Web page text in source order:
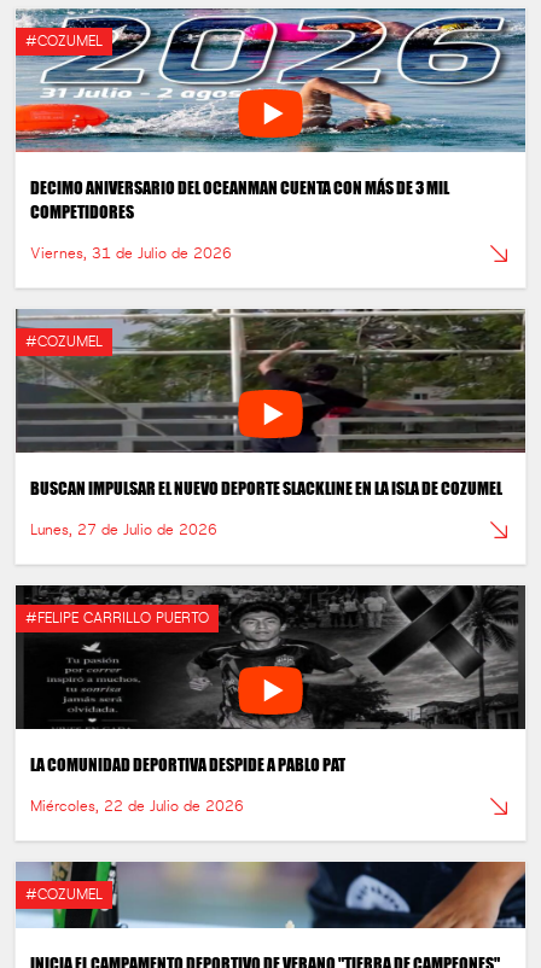
#COZUMEL
DECIMO ANIVERSARIO DEL OCEANMAN CUENTA CON MÁS DE 3 MIL
COMPETIDORES
Viernes, 31 de Julio de 2026
#COZUMEL
BUSCAN IMPULSAR EL NUEVO DEPORTE SLACKLINE EN LA ISLA DE COZUMEL
Lunes, 27 de Julio de 2026
#FELIPE CARRILLO PUERTO
LA COMUNIDAD DEPORTIVA DESPIDE A PABLO PAT
Miércoles, 22 de Julio de 2026
#COZUMEL